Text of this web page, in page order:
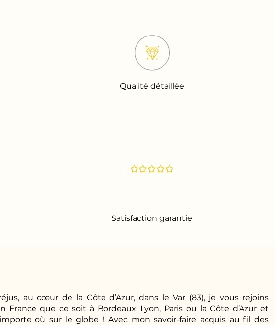
Qualité détaillée
Satisfaction garantie
au cœur de la Côte d’Azur, dans le Var (83), je vous rejoins
France que ce soit à Bordeaux, Lyon, Paris ou la Côte d’Azur et
où sur le globe ! Avec mon savoir-faire acquis au fil des